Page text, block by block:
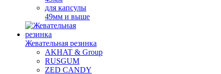
для капсулы
49мм и выше
Жевательная резинка
AKHAT & Group
RUSGUM
ZED CANDY